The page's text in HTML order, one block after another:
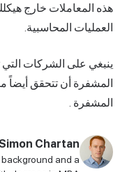
هذه المعاملات خارج
العمليات المحاسبية.
المشفرة أن تتحقق أيضاً
المشفرة .
Simon Chartan
and a